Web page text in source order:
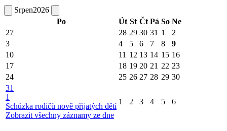
Srpen2026
Po
Út St Čt Pá So Ne
27
28 29 30 31 1
2
3
4 5 6 7 8
9
10
11 12 13 14 15 16
17
18 19 20 21 22 23
24
25 26 27 28 29 30
31
1
Schůzka rodičů nově přijatých dětí
Zobrazit všechny záznamy ze dne
1 2 3 4 5 6